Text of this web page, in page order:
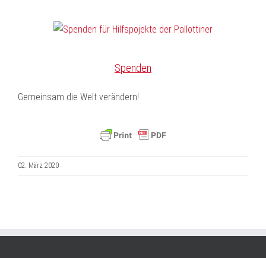
Spenden
Gemeinsam die Welt verändern!
02. März 2020